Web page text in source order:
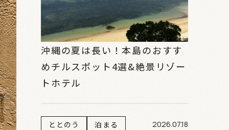
沖縄の夏は長い！本島のおすす
めチルスポット4選&絶景リゾー
トホテル
ととのう 泊まる 2026.07.18